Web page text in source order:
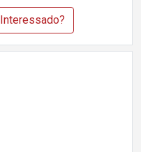
Interessado?